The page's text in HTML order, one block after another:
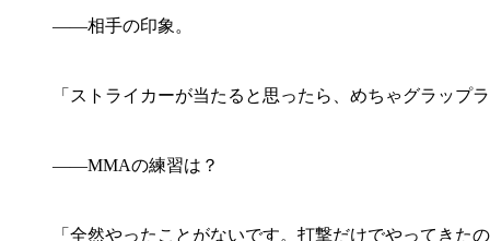
――相手の印象。
「ストライカーが当たると思ったら、めちゃグラップ
――MMAの練習は？
「全然やったことがないです。打撃だけでやってき